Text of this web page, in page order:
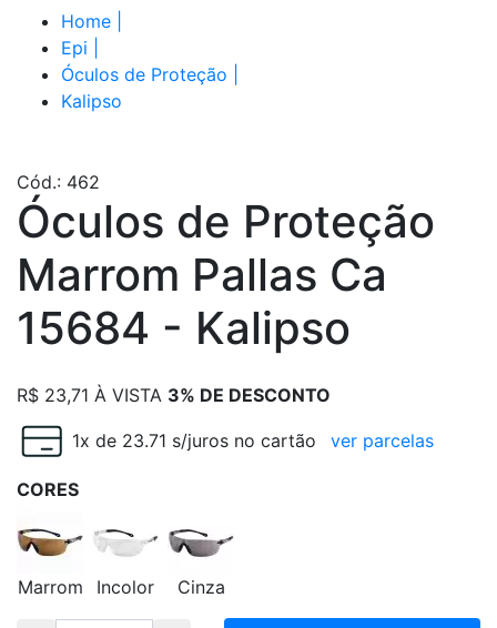
Home
Epi
Óculos de Proteção
Kalipso
Cód.: 462
Óculos de Proteção
Marrom Pallas Ca
15684 - Kalipso
R$ 23,71 À VISTA 3% DE DESCONTO
1x de 23.71 s/juros no cartão ver parcelas
CORES
Marrom Incolor Cinza